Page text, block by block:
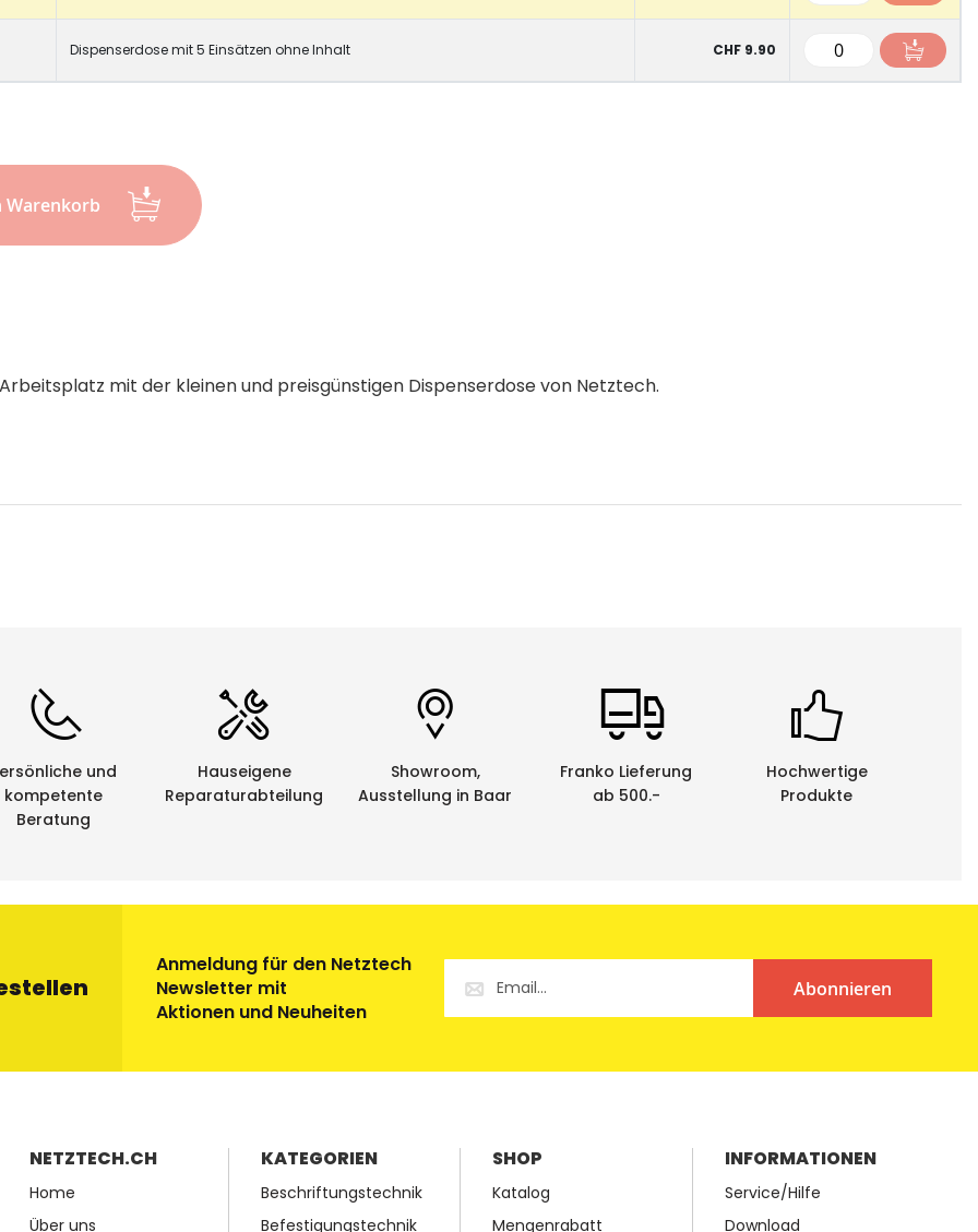
Dispenserdose mit 5 Einsätzen ohne Inhalt CHF 9.90
Warenkorb
mit der kleinen und preisgünstigen Dispenserdose von Netztech.
und
kompetente
Beratung
Hauseigene
Reparaturabteilung
Showroom,
Ausstellung in Baar
Franko Lieferung
ab 500.-
Hochwertige
Produkte
Anmeldung für den Netztech
Newsletter mit
Aktionen und Neuheiten
Abonnieren
NETZTECH.CH
Home
Über uns
KATEGORIEN
Beschriftungstechnik
Befestigungstechnik
SHOP
Katalog
Mengenrabatt
INFORMATIONEN
Service/Hilfe
Download